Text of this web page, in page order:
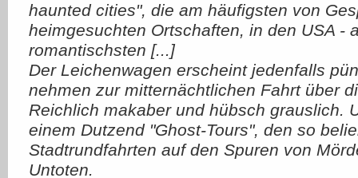
haunted cities", die am häufigsten von
heimgesuchten Ortschaften, in den USA -
romantischsten [...]
Der Leichenwagen erscheint jedenfalls
nehmen zur mitternächtlichen Fahrt über
Reichlich makaber und hübsch grauslich.
einem Dutzend "Ghost-Tours", den so
Stadtrundfahrten auf den Spuren von
Untoten.